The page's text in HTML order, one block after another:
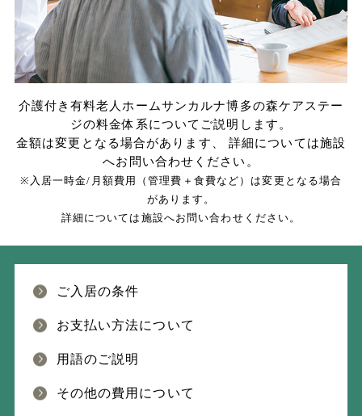
介護付き有料老人ホームサンカルナ博多の森ケアステー
ジの料金体系についてご説明します。
金額は変更となる場合があります、 詳細については施設
へお問い合わせください。
※入居一時金/月額費用（管理費＋食費など）は変更となる場合
があります。
詳細については施設へお問い合わせください。
ご入居の条件
お支払い方法について
用語のご説明
その他の費用について